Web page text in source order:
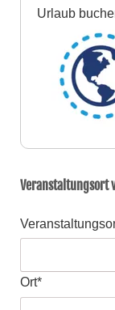
Urlaub
Veranstaltungsort
Pflichtfeld
Pflichtfeld
Ort*